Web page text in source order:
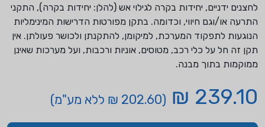
לחצנים ידניים, יחידות בקרה לגילוי אש (להלן: יחידות בקרה), התקני
התרעה או/וגם חיווי, וכדומה. בתקן מפורטות הדרישות המינימליות
הנוגעות לתפקוד המערכת, למיקומן, להתקנתן ולכושר פעולתן. אין
תקן זה חל על כלי רכב, מטוסים, אוניות ורכבות, ועל מערכות שאינן
ממוקמות בתוך מבנה.
239.10 ₪ (202.60 ₪ ללא מע"מ)